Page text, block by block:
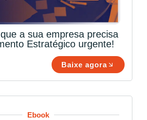
a sua empresa precisa
Estratégico urgente!
Baixe agora
Ebook